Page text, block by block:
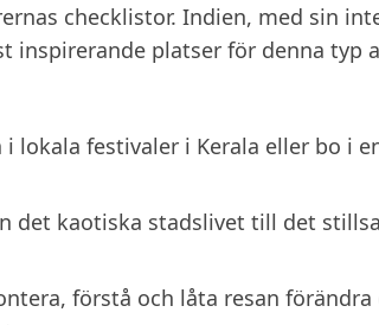
checklistor. Indien, med sin
inspirerande platser för denna typ
lokala festivaler i Kerala eller bo i
det kaotiska stadslivet till det
förstå och låta resan förändra